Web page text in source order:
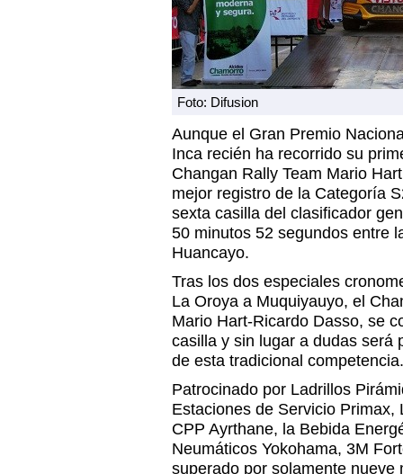
Foto: Difusion
Aunque el Gran Premio
Inca recién ha recorrido su
Changan Rally Team Mario
mejor registro de la Categoría
sexta casilla del clasificador
50 minutos 52 segundos entre
Huancayo.
Tras los dos especiales
La Oroya a Muquiyauyo, el
Mario Hart-Ricardo Dasso, se
casilla y sin lugar a dudas será
de esta tradicional competencia.
Patrocinado por Ladrillos
Estaciones de Servicio Primax,
CPP Ayrthane, la Bebida
Neumáticos Yokohama, 3M
superado por solamente